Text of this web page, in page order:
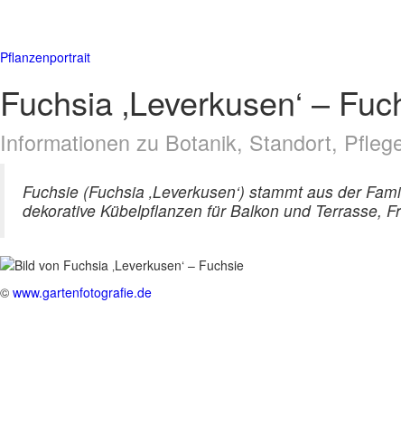
Pflanzenportrait
Fuchsia ‚Leverkusen‘ –
Informationen zu Botanik, Standort,
Fuchsie (Fuchsia ‚Leverkusen‘) stammt aus der
dekorative Kübelpflanzen für Balkon und Terrasse,
© www.gartenfotografie.de